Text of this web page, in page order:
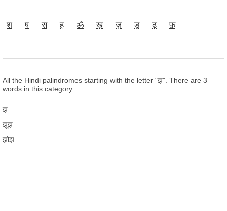
श ष स ह ॐ ख़ ज़ ड़ ढ़ फ़
All the Hindi palindromes starting with the letter "झ". There are 3
words in this category.
झ
झूझ
झोझ